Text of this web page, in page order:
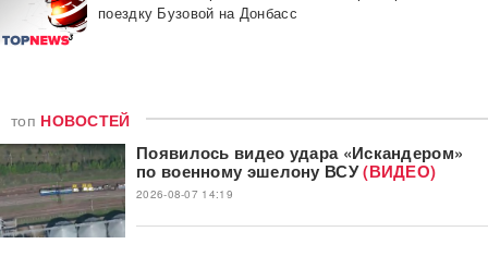
поездку Бузовой на Донбасс
топ НОВОСТЕЙ
Появилось видео удара «Искандером»
по военному эшелону ВСУ(ВИДЕО)
2026-08-07 14:19